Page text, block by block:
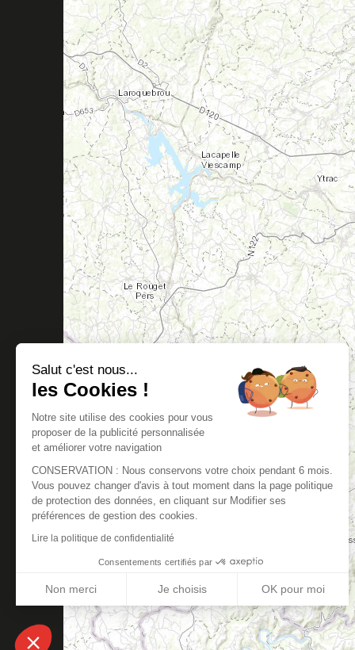
Salut c'est nous...
les Cookies !
Notre site utilise des cookies pour vous
proposer de la publicité personnalisée
et améliorer votre navigation
CONSERVATION : Nous conservons votre choix pendant 6 mois.
Vous pouvez changer d'avis à tout moment dans la page politique
de protection des données, en cliquant sur Modifier ses
préférences de gestion des cookies.
Lire la politique de confidentialité
Consentements certifiés par
Non merci Je choisis OK pour moi
Axeptio consent
Plateforme de Gestion du Consentement : Personnalisez
Notre plateforme vous permet d'adapter et de gérer vos